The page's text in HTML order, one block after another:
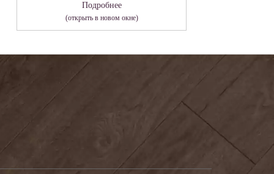
Подробнее
(открыть в новом окне)